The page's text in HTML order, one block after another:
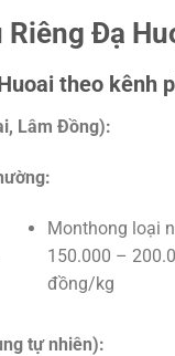
Riêng Đạ
theo kênh
Lâm Đồng):
Monthong loại
150.000 –
đồng/kg
tự nhiên):